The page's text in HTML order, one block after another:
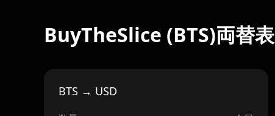
BuyTheSlice (BTS)両替表
BTS → USD